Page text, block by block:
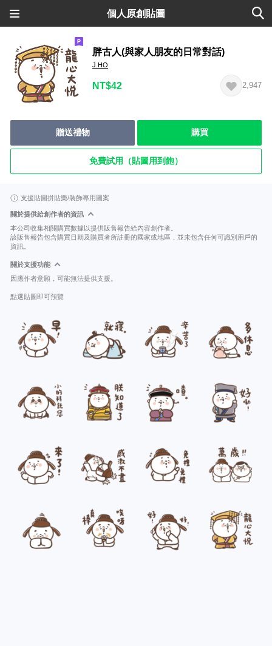
個人原創貼圖
胖古人(與家人朋友的日常對話)
J.HO
NT$42 2,947
贈送禮物 購買
免費試用（貼圖用到飽）
支援貼圖拼貼樂/裝飾專用圖案
關於提供給創作者的資訊
本公司收集相關購買數據以提供販售報告給內容創作者。
該販售報告包含購買日期及購買者所註冊的國家或地區，並未包含任何可識別用戶的
資訊。
關於支援功能
因應作者意願，可能無法提供支援。
點選貼圖即可預覽